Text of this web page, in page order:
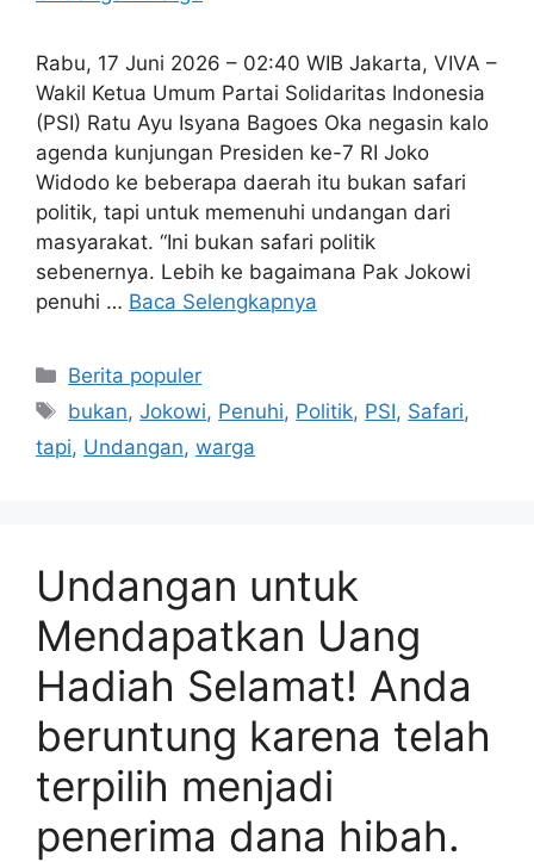
Rabu, 17 Juni 2026 – 02:40 WIB Jakarta, VIVA –
Wakil Ketua Umum Partai Solidaritas Indonesia
(PSI) Ratu Ayu Isyana Bagoes Oka negasin kalo
agenda kunjungan Presiden ke-7 RI Joko
Widodo ke beberapa daerah itu bukan safari
politik, tapi untuk memenuhi undangan dari
masyarakat. “Ini bukan safari politik
sebenernya. Lebih ke bagaimana Pak Jokowi
penuhi … Baca Selengkapnya
Kategori
Berita populer
Tag
bukan,Jokowi, Penuhi, Politik, PSI, Safari,
tapi, Undangan, warga
Undangan untuk
Mendapatkan Uang
Hadiah Selamat! Anda
beruntung karena telah
terpilih menjadi
penerima dana hibah.